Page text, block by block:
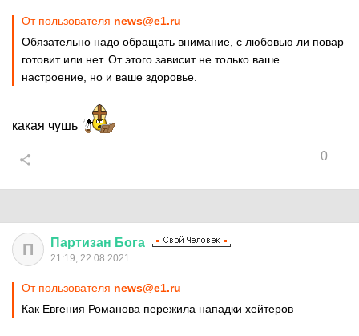
От пользователя news@e1.ru
Обязательно надо обращать внимание, с любовью ли повар
готовит или нет. От этого зависит не только ваше
настроение, но и ваше здоровье.
какая чушь
0
П Партизан Бога
21:19, 22.08.2021
От пользователя news@e1.ru
Как Евгения Романова пережила нападки хейтеров